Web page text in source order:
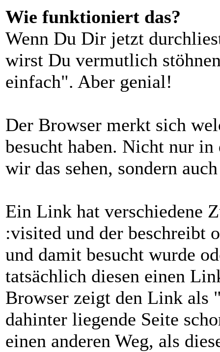
Wie funktioniert das?
Wenn Du Dir jetzt
wirst Du vermutlich
einfach". Aber genial!
Der Browser merkt sich
besucht haben. Nicht nur
wir das sehen, sondern
Ein Link hat verschiedene
:visited und der beschreibt
und damit besucht wurde
tatsächlich diesen einen
Browser zeigt den Link als
dahinter liegende Seite
einen anderen Weg, als